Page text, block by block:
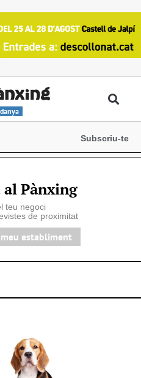
Subscriu-te
Pànxing
teu negoci
de proximitat
establiment